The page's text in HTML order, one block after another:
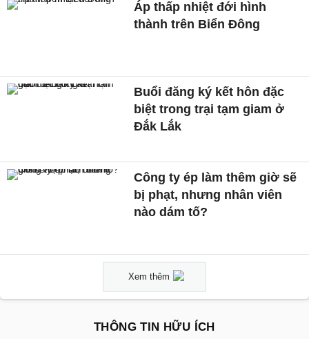
Áp thấp nhiệt đới hình
thành trên Biển Đông
Buổi đăng ký kết hôn đặc
biệt trong trại tạm giam ở
Đắk Lắk
Công ty ép làm thêm giờ sẽ
bị phạt, nhưng nhân viên
nào dám tố?
Xem thêm
THÔNG TIN HỮU ÍCH